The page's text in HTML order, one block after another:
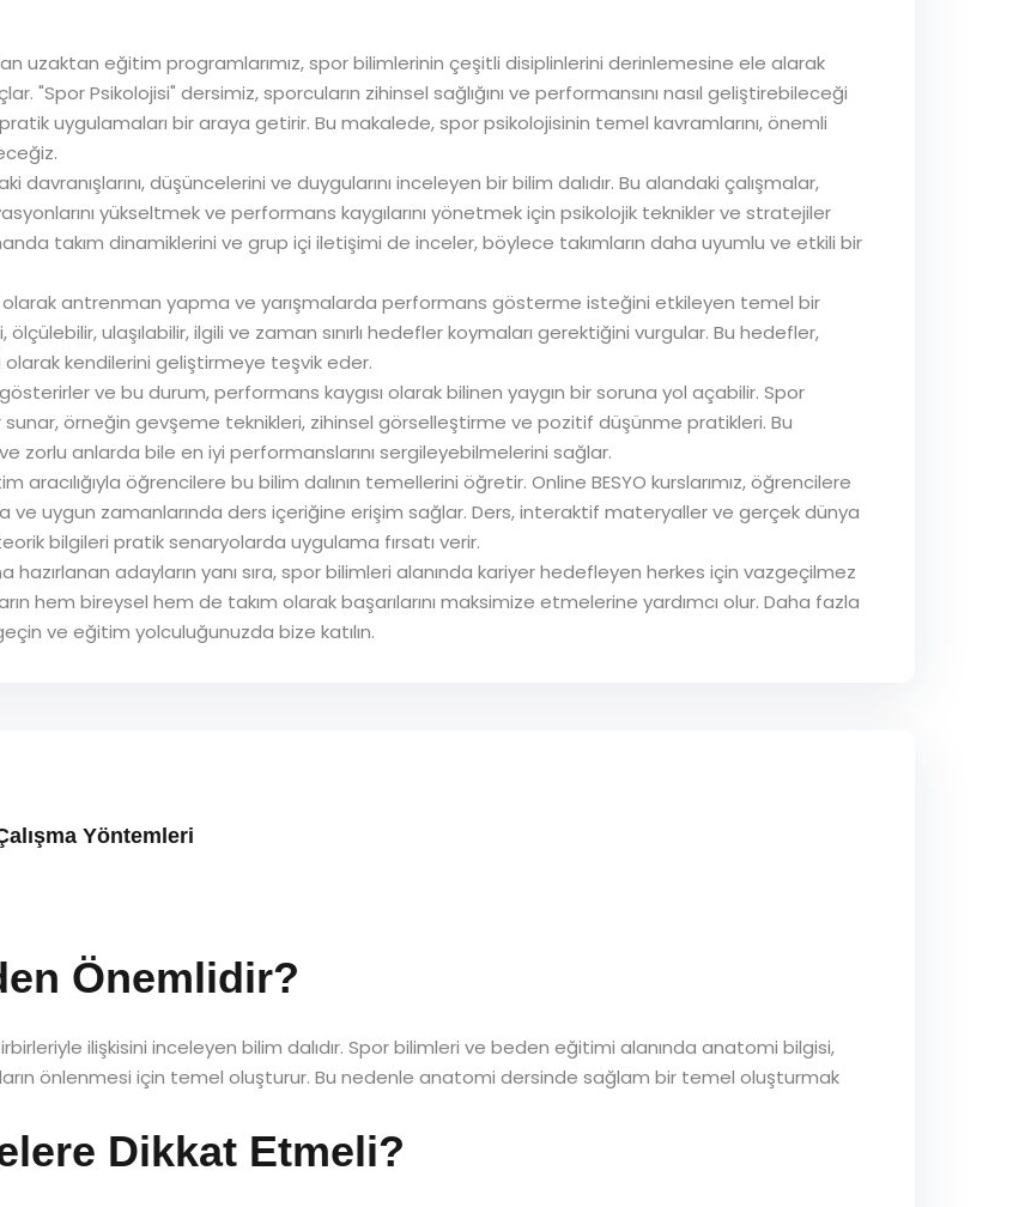
uzaktan eğitim programlarımız, spor bilimlerinin çeşitli disiplinlerini derinlemesine ele alarak
Psikolojisi" dersimiz, sporcuların zihinsel sağlığını ve performansını nasıl geliştirebileceği
uygulamaları bir araya getirir. Bu makalede, spor psikolojisinin temel kavramlarını, önemli
davranışlarını, düşüncelerini ve duygularını inceleyen bir bilim dalıdır. Bu alandaki çalışmalar,
yükseltmek ve performans kaygılarını yönetmek için psikolojik teknikler ve stratejiler
takım dinamiklerini ve grup içi iletişimi de inceler, böylece takımların daha uyumlu ve etkili bir
olarak antrenman yapma ve yarışmalarda performans gösterme isteğini etkileyen temel bir
ulaşılabilir, ilgili ve zaman sınırlı hedefler koymaları gerektiğini vurgular. Bu hedefler,
olarak kendilerini geliştirmeye teşvik eder.
ve bu durum, performans kaygısı olarak bilinen yaygın bir soruna yol açabilir. Spor
sunar, örneğin gevşeme teknikleri, zihinsel görselleştirme ve pozitif düşünme pratikleri. Bu
ve zorlu anlarda bile en iyi performanslarını sergileyebilmelerini sağlar.
aracılığıyla öğrencilere bu bilim dalının temellerini öğretir. Online BESYO kurslarımız, öğrencilere
ve uygun zamanlarında ders içeriğine erişim sağlar. Ders, interaktif materyaller ve gerçek dünya
bilgileri pratik senaryolarda uygulama fırsatı verir.
hazırlanan adayların yanı sıra, spor bilimleri alanında kariyer hedefleyen herkes için vazgeçilmez
hem bireysel hem de takım olarak başarılarını maksimize etmelerine yardımcı olur. Daha fazla
ve eğitim yolculuğunuzda bize katılın.
Yöntemleri
Önemlidir?
ilişkisini inceleyen bilim dalıdır. Spor bilimleri ve beden eğitimi alanında anatomi bilgisi,
önlenmesi için temel oluşturur. Bu nedenle anatomi dersinde sağlam bir temel oluşturmak
Dikkat Etmeli?